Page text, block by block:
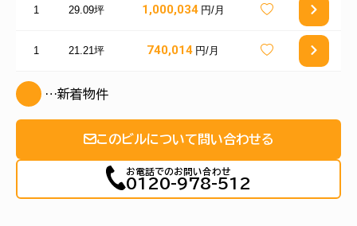
1 29.09坪 1,000,034 円/月
1 21.21坪 740,014 円/月
…新着物件
このビルについて問い合わせる
お電話でのお問い合わせ
0120-978-512